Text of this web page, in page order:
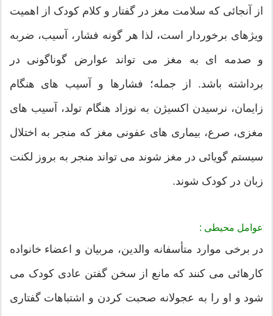
از آنجائی که سلامت مغز در گفتار و کلام کودک از اهمیت
ویژهای برخوردار است، لذا هر گونه فشار، آسیب، ضربه
و صدمه ای به مغز می تواند عوارض گوناگونی در
برداشته باشد. از جمله؛ فشارها و آسیب های هنگام
زایمان، نرسیدن اکسیژن به نوزاد هنگام تولد، آسیب های
مغزی، صرع، بیماری های عفونی مغز که منجر به اختلال
سیستم گویائی در مغز شوند می تواند منجر به بروز لکنت
زبان در کودک شوند.
عوامل محیطی :
در برخی موارد متأسفانه والدین، مربیان و اعضاء خانواده
کارهائی می کنند که مانع از سخن گفتن عادی کودک می
شود و او را به عجولانه صحبت کردن و اشتباهات گفتاری